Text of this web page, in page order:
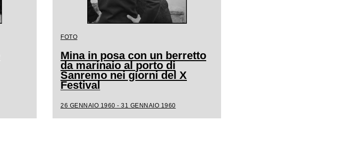
FOTO
Mina in posa con un berretto
da marinaio al porto di
Sanremo nei giorni del X
Festival
26 GENNAIO 1960 - 31 GENNAIO 1960